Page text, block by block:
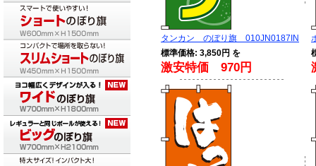
タンカン のぼり旗 010JN0187IN
標準価格: 3,850円 を
激安特価 970円